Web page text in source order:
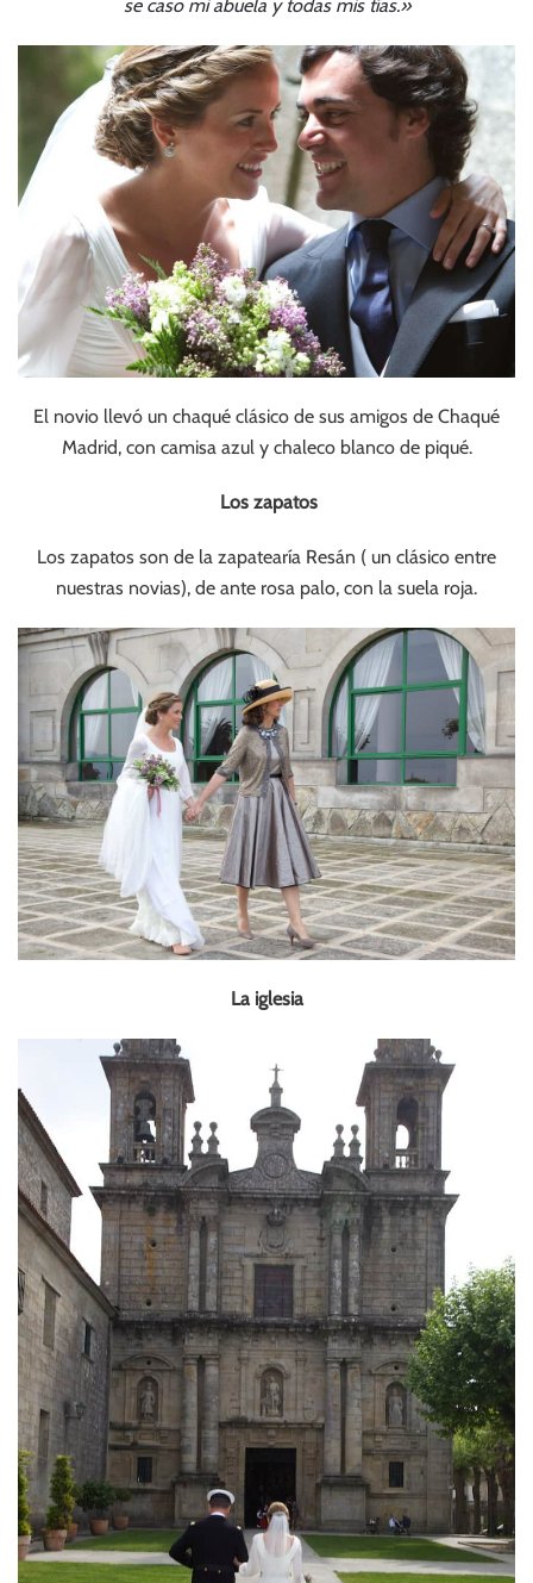
se caso mi abuela y todas mis tías.»
El novio llevó un chaqué clásico de sus amigos de Chaqué
Madrid, con camisa azul y chaleco blanco de piqué.
Los zapatos
Los zapatos son de la zapatearía Resán ( un clásico entre
nuestras novias), de ante rosa palo, con la suela roja.
La iglesia